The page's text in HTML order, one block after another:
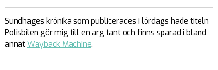
Sundhages krönika som publicerades i lördags hade titeln
Polisbilen gör mig till en arg tantoch finns sparad i bland
annatWayback Machine.